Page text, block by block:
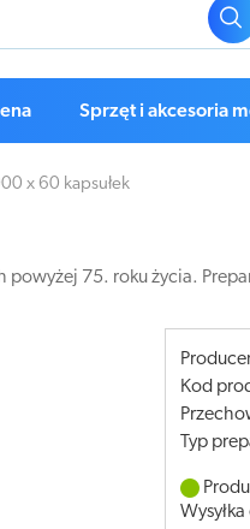
Sprzęt i akcesoria
x 60 kapsułek
75. roku życia.
Kod
Typ